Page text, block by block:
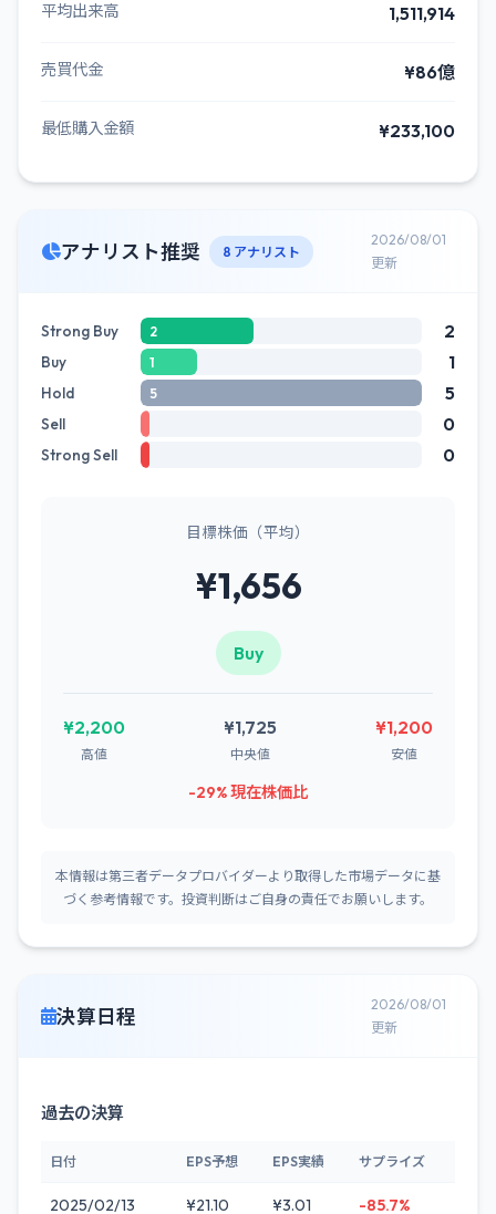
平均出来高 1,511,914
売買代金 ¥86億
最低購入金額 ¥233,100
アナリスト推奨 8 アナリスト
2026/08/01
更新
Strong Buy 2 2
Buy 1 1
Hold 5 5
Sell 0
Strong Sell 0
目標株価（平均）
¥1,656
Buy
¥2,200
高値
¥1,725
中央値
¥1,200
安値
-29% 現在株価比
本情報は第三者データプロバイダーより取得した市場データに基
づく参考情報です。投資判断はご自身の責任でお願いします。
決算日程
2026/08/01
更新
過去の決算
日付 EPS予想 EPS実績 サプライズ
2025/02/13 ¥21.10 ¥3.01 -85.7%